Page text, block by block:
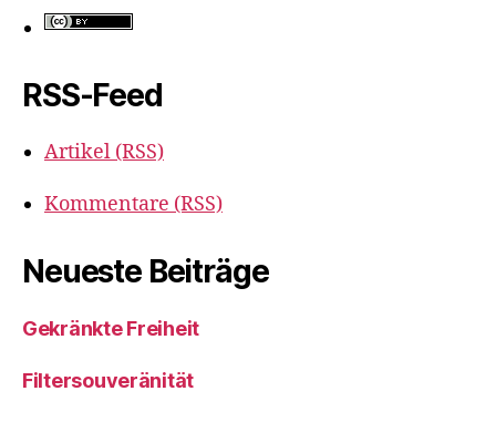
RSS-Feed
Artikel (RSS)
Kommentare (RSS)
Neueste Beiträge
Gekränkte Freiheit
Filtersouveränität